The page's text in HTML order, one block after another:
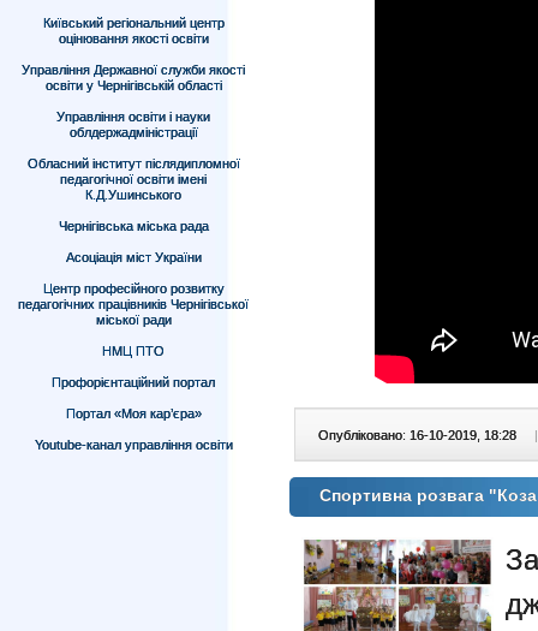
Київський регіональний центр
оцінювання якості освіти
Управління Державної служби якості
освіти у Чернігівській області
Управління освіти і науки
облдержадміністрації
Обласний інститут післядипломної
педагогічної освіти імені
К.Д.Ушинського
Чернігівська міська рада
Асоціація міст України
Центр професійного розвитку
педагогічних працівників Чернігівської
міської ради
НМЦ ПТО
Профорієнтаційний портал
Портал «Моя кар’єра»
Youtube-канал управління освіти
Опубліковано: 16-10-2019, 18:28 |
Спортивна розвага